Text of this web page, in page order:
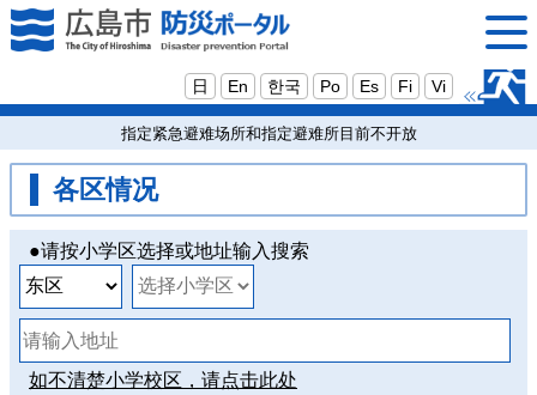
日 En 한국 Po Es Fi Vi
指定紧急避难场所和指定避难所目前不开放
各区情况
●请按小学区选择或地址输入搜索
如不清楚小学校区，请点击此处